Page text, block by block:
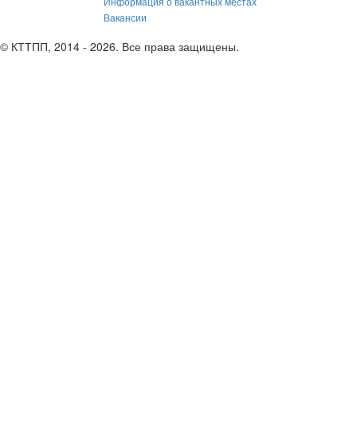
Вакансии
© КТТПП, 2014 - 2026. Все права защищены.